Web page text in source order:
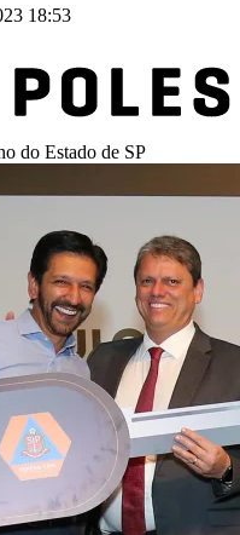
18:53
do Estado de SP